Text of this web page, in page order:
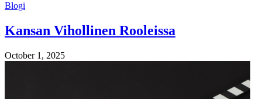
Blogi
Kansan Vihollinen Rooleissa
October 1, 2025